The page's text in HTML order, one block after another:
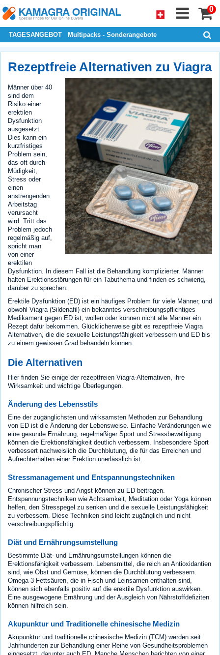
0
TAGESANGEBOT Multipacks - Sonderangebote
Rezeptfreie Alternativen zu Viagra
Männer über 40
sind dem
Risiko einer
erektilen
Dysfunktion
ausgesetzt.
Dies kann ein
kurzfristiges
Problem sein,
das oft durch
Müdigkeit,
Stress oder
einen
anstrengenden
Arbeitstag
verursacht
wird. Tritt das
Problem jedoch
regelmäßig auf,
spricht man
von einer
erektilen
Dysfunktion. In diesem Fall ist die Behandlung komplizierter. Männer
halten Erektionsstörungen für ein Tabuthema und finden es schwierig,
darüber zu sprechen.
Erektile Dysfunktion (ED) ist ein häufiges Problem für viele Männer, und
obwohl Viagra (Sildenafil) ein bekanntes verschreibungspflichtiges
Medikament gegen ED ist, wollen oder können nicht alle Männer ein
Rezept dafür bekommen. Glücklicherweise gibt es rezeptfreie Viagra
Alternativen, die die sexuelle Leistungsfähigkeit verbessern und ED bis
zu einem gewissen Grad behandeln können.
Die Alternativen
Hier finden Sie einige der rezeptfreien Viagra-Alternativen, ihre
Wirksamkeit und wichtige Überlegungen.
Änderung des Lebensstils
Eine der zugänglichsten und wirksamsten Methoden zur Behandlung
von ED ist die Änderung der Lebensweise. Einfache Veränderungen wie
eine gesunde Ernährung, regelmäßiger Sport und Stressbewältigung
können die Erektionsfähigkeit deutlich verbessern. Insbesondere Sport
verbessert nachweislich die Durchblutung, die für das Erreichen und
Aufrechterhalten einer Erektion unerlässlich ist.
Stressmanagement und Entspannungstechniken
Chronischer Stress und Angst können zu ED beitragen.
Entspannungstechniken wie Achtsamkeit, Meditation oder Yoga können
helfen, den Stresspegel zu senken und die sexuelle Leistungsfähigkeit
zu verbessern. Diese Techniken sind leicht zugänglich und nicht
verschreibungspflichtig.
Diät und Ernährungsumstellung
Bestimmte Diät- und Ernährungsumstellungen können die
Erektionsfähigkeit verbessern. Lebensmittel, die reich an Antioxidantien
sind, wie Obst und Gemüse, können die Durchblutung verbessern.
Omega-3-Fettsäuren, die in Fisch und Leinsamen enthalten sind,
können sich ebenfalls positiv auf die erektile Dysfunktion auswirken.
Eine ausgewogene Ernährung und der Ausgleich von Nährstoffdefiziten
können hilfreich sein.
Akupunktur und Traditionelle chinesische Medizin
Akupunktur und traditionelle chinesische Medizin (TCM) werden seit
Jahrhunderten zur Behandlung einer Reihe von Gesundheitsproblemen
eingesetzt, darunter auch ED. Manche Menschen berichten von einer